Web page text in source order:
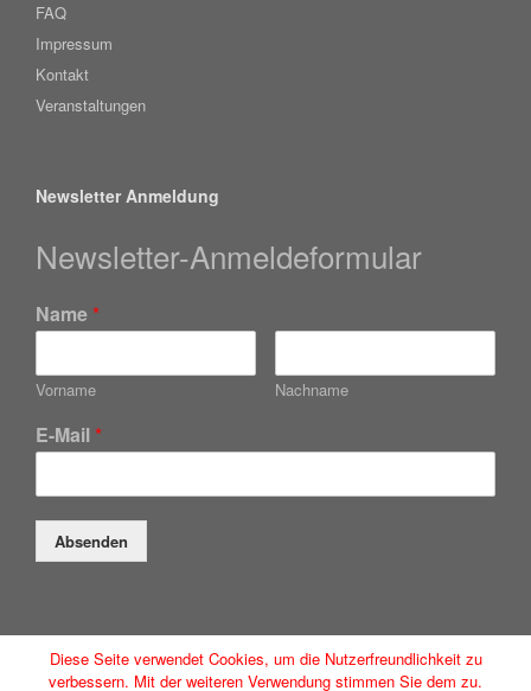
FAQ
Impressum
Kontakt
Veranstaltungen
Newsletter Anmeldung
Newsletter-Anmeldeformular
Name *
Vorname Nachname
E-Mail *
Absenden
Düsseldorfer Anwaltsservice GmbH
Diese Seite verwendet Cookies, um die Nutzerfreundlichkeit zu
verbessern. Mit der weiteren Verwendung stimmen Sie dem zu.